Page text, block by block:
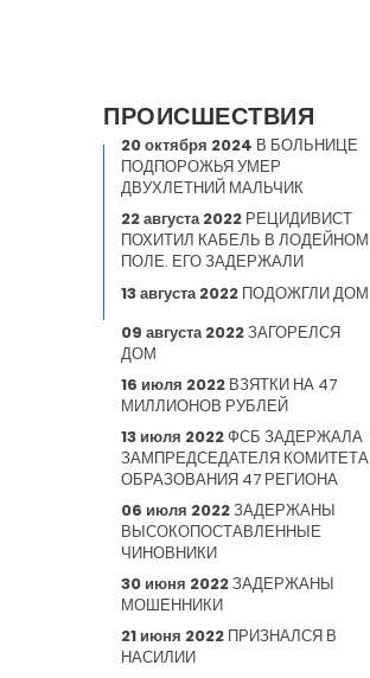
ПРОИСШЕСТВИЯ
20 октября 2024 В БОЛЬНИЦЕ
ПОДПОРОЖЬЯ УМЕР
ДВУХЛЕТНИЙ МАЛЬЧИК
22 августа 2022 РЕЦИДИВИСТ
ПОХИТИЛ КАБЕЛЬ В ЛОДЕЙНОМ
ПОЛЕ. ЕГО ЗАДЕРЖАЛИ
13 августа 2022 ПОДОЖГЛИ ДОМ
09 августа 2022ЗАГОРЕЛСЯ
ДОМ
16 июля 2022 ВЗЯТКИ НА 47
МИЛЛИОНОВ РУБЛЕЙ
13 июля 2022ФСБ ЗАДЕРЖАЛА
ЗАМПРЕДСЕДАТЕЛЯ КОМИТЕТА
ОБРАЗОВАНИЯ 47 РЕГИОНА
06 июля 2022ЗАДЕРЖАНЫ
ВЫСОКОПОСТАВЛЕННЫЕ
ЧИНОВНИКИ
30 июня 2022ЗАДЕРЖАНЫ
МОШЕННИКИ
21 июня 2022 ПРИЗНАЛСЯ В
НАСИЛИИ